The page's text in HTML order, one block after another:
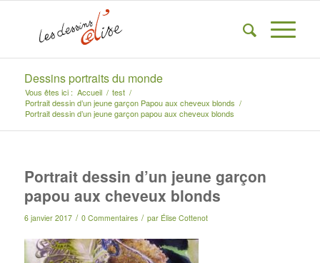
Dessins portraits du monde
Vous êtes ici : Accueil / test /
Portrait dessin d’un jeune garçon Papou aux cheveux blonds /
Portrait dessin d’un jeune garçon papou aux cheveux blonds
Portrait dessin d’un jeune garçon
papou aux cheveux blonds
6 janvier 2017 / 0 Commentaires / par Élise Cottenot